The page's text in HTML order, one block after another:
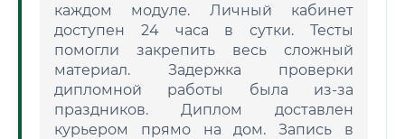
каждом модуле. Личный кабинет
доступен 24 часа в сутки. Тесты
помогли закрепить весь сложный
материал. Задержка проверки
дипломной работы была из-за
праздников. Диплом доставлен
курьером прямо на дом. Запись в